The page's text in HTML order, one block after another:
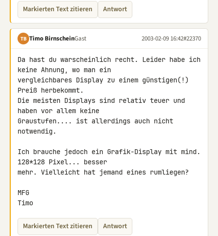
Markierten Text zitieren Antwort
TB Timo BirnscheinGast 2003-02-09 16:42#22370
Da hast du warscheinlich recht. Leider habe ich
keine Ahnung, wo man ein
vergleichbares Display zu einem günstigen(!)
Preiß herbekommt.
Die meisten Displays sind relativ teuer und
haben vor allem keine
Graustufen.... ist allerdings auch nicht
notwendig.
Ich brauche jedoch ein Grafik-Display mit mind.
128*128 Pixel... besser
mehr. Vielleicht hat jemand eines rumliegen?
MFG
Timo
Markierten Text zitieren Antwort